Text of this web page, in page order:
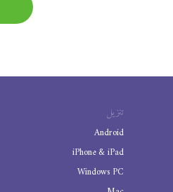
تنزيل
Android
iPhone & iPad
Windows PC